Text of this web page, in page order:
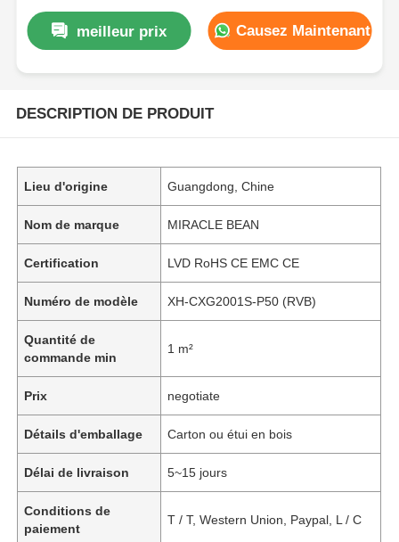
meilleur prix Causez Maintenant
DESCRIPTION DE PRODUIT
Lieu d'origine Guangdong, Chine
Nom de marque MIRACLE BEAN
Certification LVD RoHS CE EMC CE
Numéro de modèle XH-CXG2001S-P50 (RVB)
Quantité de
commande min
1 m²
Prix negotiate
Détails d'emballage Carton ou étui en bois
Délai de livraison 5~15 jours
Conditions de
paiement
T / T, Western Union, Paypal, L / C